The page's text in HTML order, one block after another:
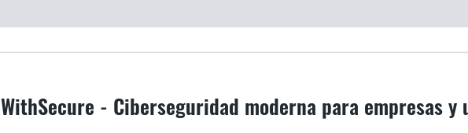
WithSecure - Ciberseguridad moderna para empresas y